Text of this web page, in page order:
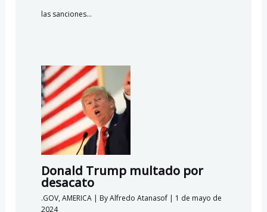
las sanciones…
Donald Trump multado por
desacato
.GOV,AMERICA| ByAlfredo Atanasof | 1 de mayo de
2024